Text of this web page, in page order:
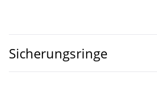
Sicherungsringe